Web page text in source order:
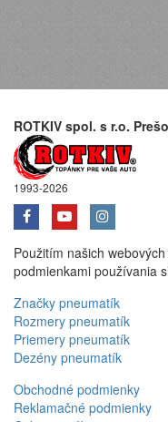
ROTKIV spol. s r.o.
1993-2026
Použitím našich
podmienkami používania
Značky pneumatík
Rozmery pneumatík
Priemery pneumatík
Dezény pneumatík
Obchodné podmienky
Reklamačné podmienky